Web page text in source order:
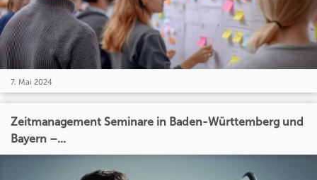
7. Mai 2024
Zeitmanagement Seminare in Baden-Württemberg und
Bayern –...